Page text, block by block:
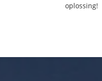
oplossing!